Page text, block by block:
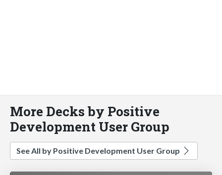
More Decks by Positive
Development User Group
See All by Positive Development User Group